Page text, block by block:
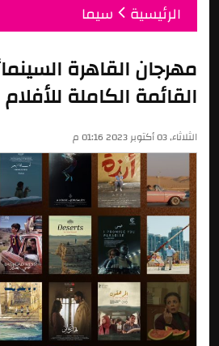
الرئيسية سيما
القائمة الكاملة للأفلام
الثلاثاء, 03 أكتوبر 2023 01:16 م